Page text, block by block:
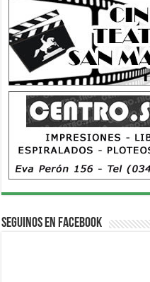
Seguinos en Facebook